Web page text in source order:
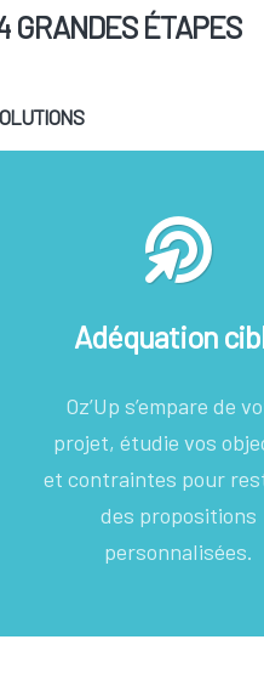
GRANDES ÉTAPES
Adéquation
Oz’Up s’empare de
projet, étudie vos
et contraintes pour
des propositions
personnalisées.